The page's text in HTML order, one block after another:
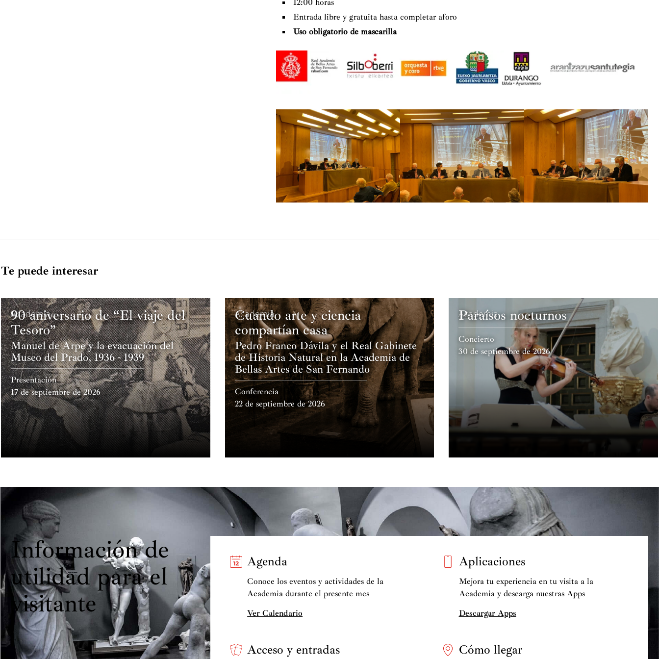
destacados en su hacer. En el año 2019 se le concedió el Premio Nacional de Música en la modalidad de
En la sala Filarmonía de Berlín ese mismo año 2019, se le hizo entrega de una distinción a toda su
trayectoria musical, estrenando su última obra en ese momento
Berlinesa
, para txistu y acordeón. En la
actualidad atesora un catálogo de más de ciento cincuenta obras y sigue componiendo activamente.
12:00 horas
Entrada libre y gratuita hasta completar aforo
Uso obligatorio de mascarilla
Te puede interesar
Academia
90 aniversario de “El viaje del
Tesoro”
Manuel de Arpe y la evacuación del
Museo del Prado, 1936 - 1939
Presentación
17 de septiembre de 2026
Academia
Cuando arte y ciencia
compartían casa
Pedro Franco Dávila y el Real Gabinete
de Historia Natural en la Academia de
Bellas Artes de San Fernando
Conferencia
22 de septiembre de 2026
Academia
Paraísos nocturnos
Concierto
30 de septiembre de 2026
Información de
utilidad para el
visitante
Agenda
Conoce los eventos y actividades de la
Academia durante el presente mes
Ver Calendario
Aplicaciones
Mejora tu experiencia en tu visita a la
Academia y descarga nuestras Apps
Descargar Apps
Acceso y entradas Cómo llegar